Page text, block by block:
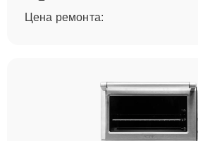
Цена ремонта: